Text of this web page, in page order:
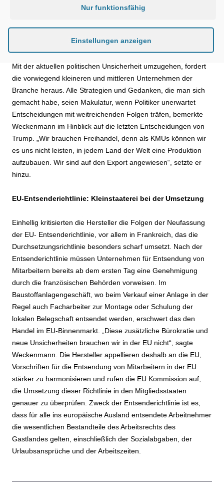
der Welt. Insbesondere der internationale Bergbau als
anziehender Rohstoffpreise in diesem Jahr mehr bestellen.
KMU’s brauchen Freihandel
Mit der aktuellen politischen Unsicherheit umzugehen, fordert
die vorwiegend kleineren und mittleren Unternehmen der
Branche heraus. Alle Strategien und Gedanken, die man sich
gemacht habe, seien Makulatur, wenn Politiker unerwartet
Entscheidungen mit weitreichenden Folgen träfen, bemerkte
Weckenmann im Hinblick auf die letzten Entscheidungen von
Trump. „Wir brauchen Freihandel, denn als KMUs können wir
es uns nicht leisten, in jedem Land der Welt eine Produktion
aufzubauen. Wir sind auf den Export angewiesen“, setzte er
hinzu.
EU-Entsenderichtlinie: Kleinstaaterei bei der Umsetzung
Einhellig kritisierten die Hersteller die Folgen der Neufassung
der EU- Entsenderichtlinie, vor allem in Frankreich, das die
Durchsetzungsrichtlinie besonders scharf umsetzt. Nach der
Entsenderichtlinie müssen Unternehmen für Entsendung von
Mitarbeitern bereits ab dem ersten Tag eine Genehmigung
durch die französischen Behörden vorweisen. Im
Baustoffanlagengeschäft, wo beim Verkauf einer Anlage in der
Regel auch Facharbeiter zur Montage oder Schulung der
lokalen Belegschaft entsendet werden, erschwert das den
Handel im EU-Binnenmarkt. „Diese zusätzliche Bürokratie und
neue Unsicherheiten brauchen wir in der EU nicht“, sagte
Weckenmann. Die Hersteller appellieren deshalb an die EU,
Vorschriften für die Entsendung von Mitarbeitern in der EU
stärker zu harmonisieren und rufen die EU Kommission auf,
die Umsetzung dieser Richtlinie in den Mitgliedsstaaten
genauer zu überprüfen. Zweck der Entsenderichtlinie ist es,
dass für alle ins europäische Ausland entsendete Arbeitnehmer
die wesentlichen Bestandteile des Arbeitsrechts des
Gastlandes gelten, einschließlich der Sozialabgaben, der
Urlaubsansprüche und der Arbeitszeiten.
Nur funktionsfähig
Einstellungen anzeigen